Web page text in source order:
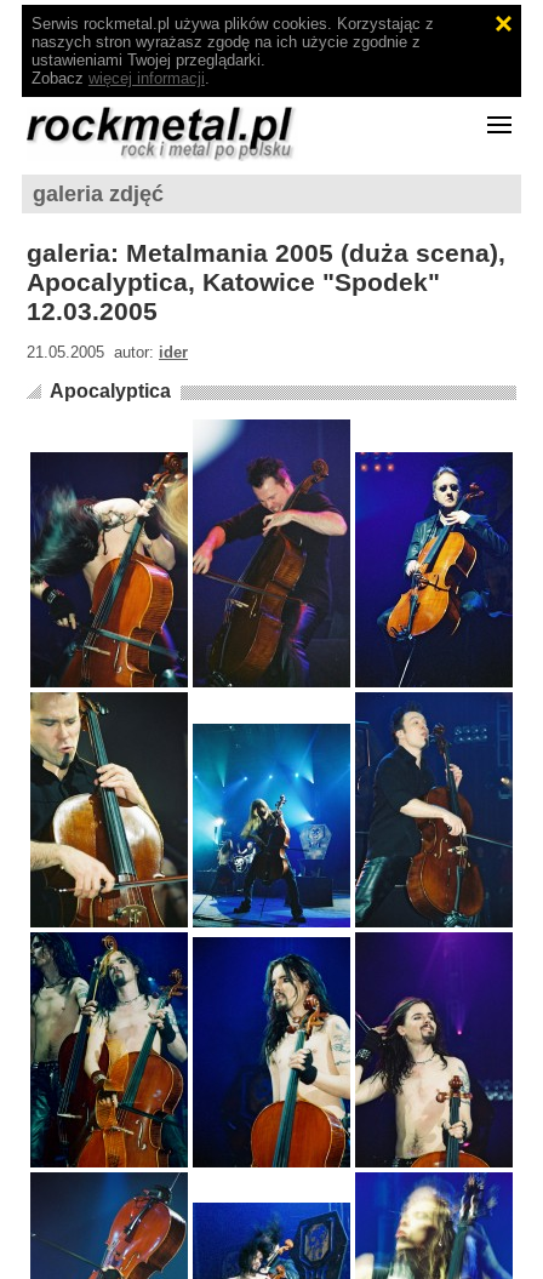
Serwis rockmetal.pl używa plików cookies. Korzystając z
naszych stron wyrażasz zgodę na ich użycie zgodnie z
ustawieniami Twojej przeglądarki.
Zobacz więcej informacji.
galeria zdjęć
galeria: Metalmania 2005 (duża scena),
Apocalyptica, Katowice "Spodek"
12.03.2005
21.05.2005 autor: ider
Apocalyptica